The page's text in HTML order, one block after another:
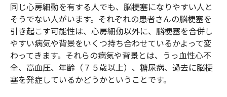
同じ心房細動を有する人でも、脳梗塞になりやすい人と
そうでない人がいます。それぞれの患者さんの脳梗塞を
引き起こす可能性は、心房細動以外に、脳梗塞を合併し
やすい病気や背景をいくつ持ち合わせているかよって変
わってきます。それらの病気や背景とは、うっ血性心不
全、高血圧、年齢（７５歳以上）、糖尿病、過去に脳梗
塞を発症しているかどうかということです。